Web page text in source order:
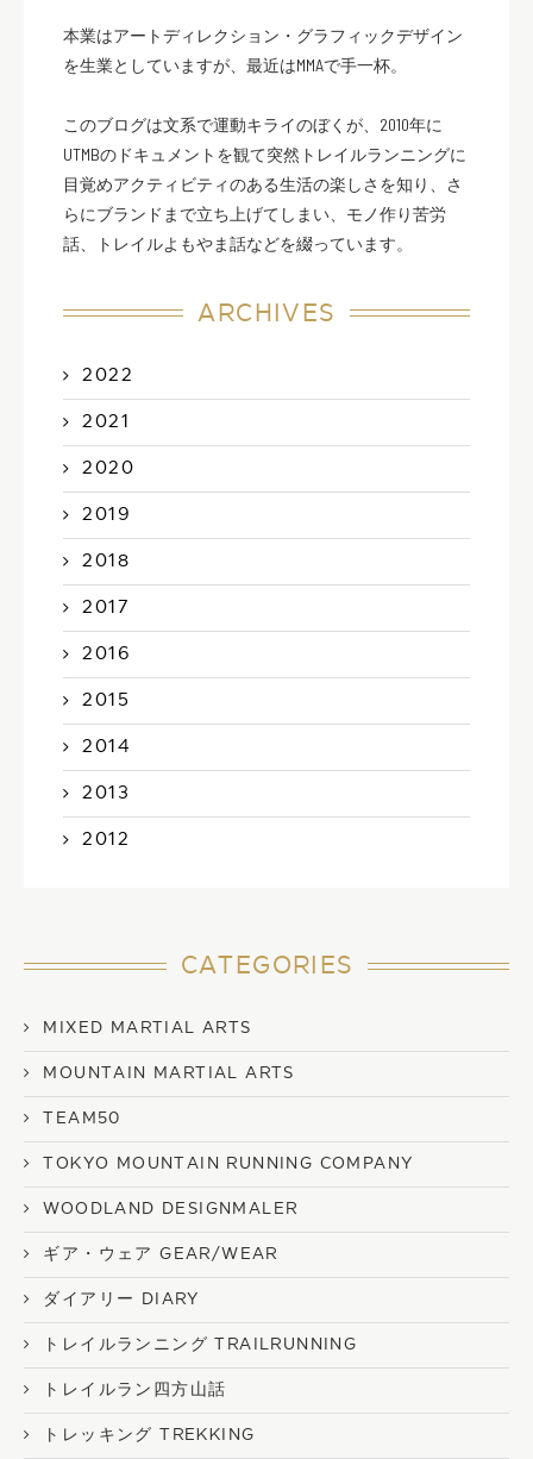
本業はアートディレクション・グラフィックデザイン
を生業としていますが、最近はMMAで手一杯。
このブログは文系で運動キライのぼくが、2010年に
UTMBのドキュメントを観て突然トレイルランニングに
目覚めアクティビティのある生活の楽しさを知り、さ
らにブランドまで立ち上げてしまい、モノ作り苦労
話、トレイルよもやま話などを綴っています。
ARCHIVES
2022
2021
2020
2019
2018
2017
2016
2015
2014
2013
2012
CATEGORIES
MIXED MARTIAL ARTS
MOUNTAIN MARTIAL ARTS
TEAM50
TOKYO MOUNTAIN RUNNING COMPANY
WOODLAND DESIGNMALER
ギア・ウェア GEAR/WEAR
ダイアリー DIARY
トレイルランニング TRAILRUNNING
トレイルラン四方山話
トレッキング TREKKING